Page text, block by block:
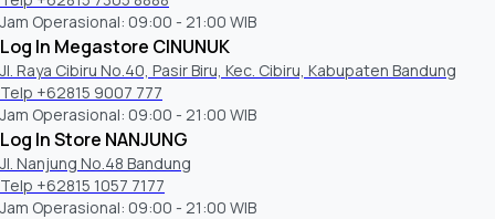
Jam Operasional: 09:00 - 21:00 WIB
Log In Megastore CINUNUK
Jl. Raya Cibiru No.40, Pasir Biru, Kec. Cibiru, Kabupaten Bandung
Telp +62815 9007 777
Jam Operasional: 09:00 - 21:00 WIB
Log In Store NANJUNG
Jl. Nanjung No.48 Bandung
Telp +62815 1057 7177
Jam Operasional: 09:00 - 21:00 WIB